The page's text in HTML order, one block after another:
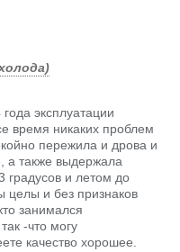
эксплуатации
время никаких проблем
пережила и дрова и
а также выдержала
градусов и летом до
целы и без признаков
занимался
-что могу
качество хорошее.